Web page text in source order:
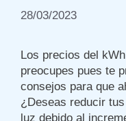
28/03/2023
Los precios del
preocupes pues te
consejos para que
¿Deseas reducir
luz debido al